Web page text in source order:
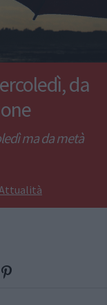
da
ma da metà